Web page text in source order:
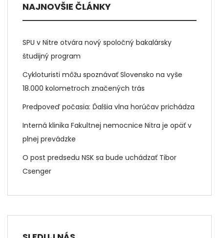
NAJNOVŠIE ČLÁNKY
SPU v Nitre otvára nový spoločný bakalársky
študijný program
Cykloturisti môžu spoznávať Slovensko na vyše
18.000 kolometroch značených trás
Predpoveď počasia: Ďalšia vlna horúčav prichádza
Interná klinika Fakultnej nemocnice Nitra je opäť v
plnej prevádzke
O post predsedu NSK sa bude uchádzať Tibor
Csenger